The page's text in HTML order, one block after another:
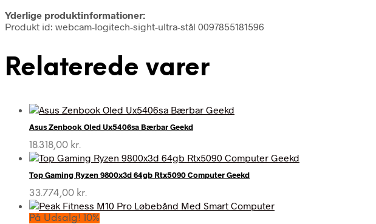
Yderlige produktinformationer:
Produkt id: webcam-logitech-sight-ultra-stål 0097855181596
Relaterede varer
Asus Zenbook Oled Ux5406sa Bærbar Geekd
18.318,00 kr.
Top Gaming Ryzen 9800x3d 64gb Rtx5090 Computer Geekd
33.774,00 kr.
På Udsalg! 10%